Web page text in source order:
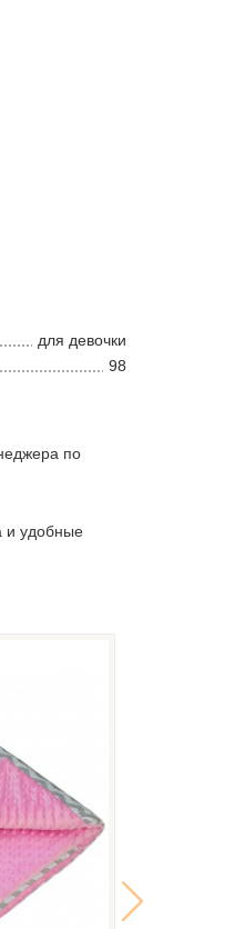
для девочки
98
по
и удобные